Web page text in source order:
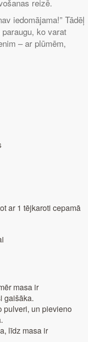
reizē.
iedomājama!” Tādēļ
ko varat
– ar plūmēm,
ar 1 tējkaroti cepamā
masa ir
gaišāka.
pulveri, un pievieno
līdz masa ir